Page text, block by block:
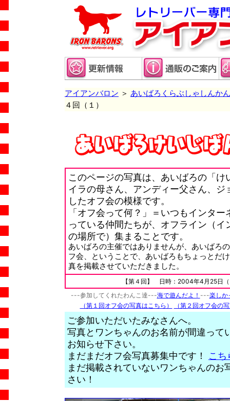
アイアンバロン ＞ あいばろくらぶしゃしんかん
４回（１）
このページの写真は、あいばろの「
イラの母さん、アンディー父さん、
したオフ会の模様です。
「オフ会って何？」＝いつもインタ
っている仲間たちが、オフライン（
の場所で）集まることです。
あいばろの主催ではありませんが、あいばろ
フ会、ということで、あいばろもちょっとだ
真を掲載させていただきました。
【第４回】 日時：2004年4月25日
---参加してくれたわんこ達---海で遊んだよ！ ---楽しか
（第１回オフ会の写真はこちら）
（第２回オフ会の
ご参加いただいたみなさんへ。
写真とワンちゃんのお名前が間違って
お知らせ下さい。
まだまだオフ会写真募集中です！ こち
まだ掲載されていないワンちゃんの
さい！